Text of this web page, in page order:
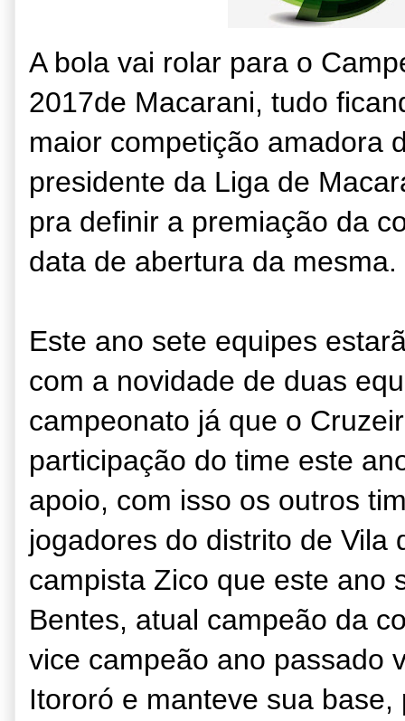
A bola vai rolar para o
2017de Macarani, tudo
maior competição amadora
presidente da Liga de
pra definir a premiação da
data de abertura da mesma.
Este ano sete equipes
com a novidade de duas
campeonato já que o
participação do time este
apoio, com isso os outros
jogadores do distrito de Vila
campista Zico que este ano
Bentes, atual campeão da
vice campeão ano passado
Itororó e manteve sua